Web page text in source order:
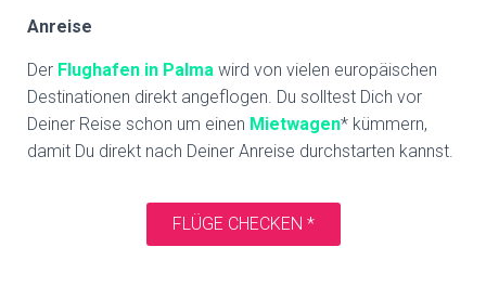
Anreise
Der Flughafen in Palma wird von vielen europäischen
Destinationen direkt angeflogen. Du solltest Dich vor
Deiner Reise schon um einen Mietwagen* kümmern,
damit Du direkt nach Deiner Anreise durchstarten kannst.
FLÜGE CHECKEN *